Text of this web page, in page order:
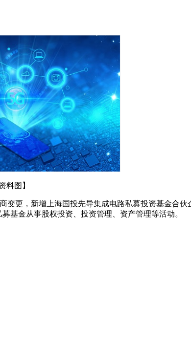
料图】
更，新增上海国投先导集成电路私募投资基金合
基金从事股权投资、投资管理、资产管理等活动。